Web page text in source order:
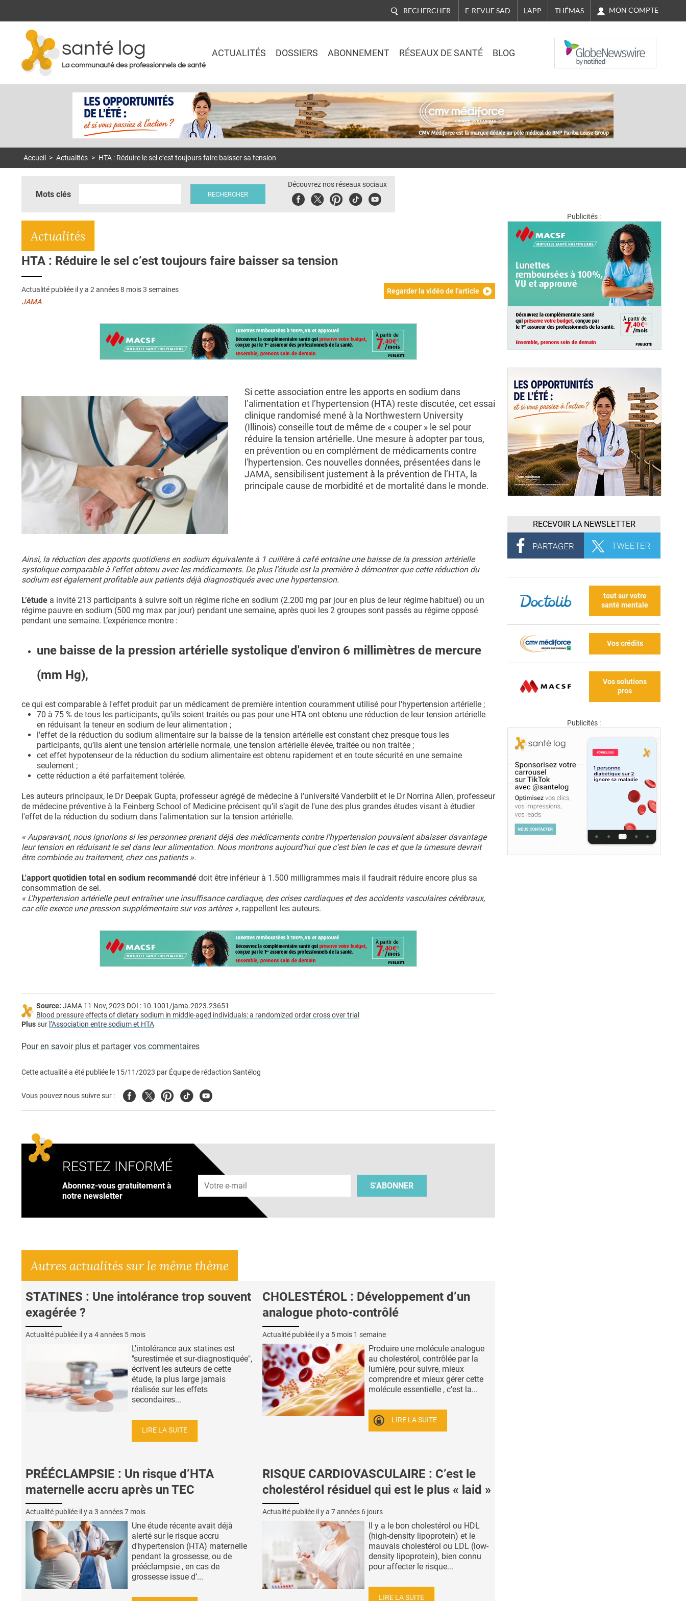
RECHERCHER E-REVUE SAD L'APP THÉMAS MON COMPTE
santé log
La communauté des professionnels de santé
ACTUALITÉS DOSSIERS ABONNEMENT RÉSEAUX DE SANTÉ BLOG
NASDAQ
Accueil > Actualités > HTA : Réduire le sel c’est toujours faire baisser sa tension
Mots clés
Découvrez nos réseaux sociaux
FacebookTwitterPinterest
TiktokYoubute
Actualités
HTA : Réduire le sel c’est toujours faire baisser sa tension
Actualité publiée il y a 2 années 8 mois 3 semaines
JAMA
Regarder la vidéo de l'article
Si cette association entre les apports en sodium dans
l’alimentation et l’hypertension (HTA) reste discutée, cet essai
clinique randomisé mené à la Northwestern University
(Illinois) conseille tout de même de « couper » le sel pour
réduire la tension artérielle. Une mesure à adopter par tous,
en prévention ou en complément de médicaments contre
l'hypertension. Ces nouvelles données, présentées dans le
JAMA, sensibilisent justement à la prévention de l’HTA, la
principale cause de morbidité et de mortalité dans le monde.
Ainsi, la réduction des apports quotidiens en sodium équivalente à 1 cuillère à café entraîne une baisse de la pression artérielle
systolique comparable à l'effet obtenu avec les médicaments. De plus l’étude est la première à démontrer que cette réduction du
sodium est également profitable aux patients déjà diagnostiqués avec une hypertension.
L’étude a invité 213 participants à suivre soit un régime riche en sodium (2.200 mg par jour en plus de leur régime habituel) ou un
régime pauvre en sodium (500 mg max par jour) pendant une semaine, après quoi les 2 groupes sont passés au régime opposé
pendant une semaine. L’expérience montre :
une baisse de la pression artérielle systolique d'environ 6 millimètres de mercure
(mm Hg),
ce qui est comparable à l'effet produit par un médicament de première intention couramment utilisé pour l'hypertension artérielle ;
70 à 75 % de tous les participants, qu’ils soient traités ou pas pour une HTA ont obtenu une réduction de leur tension artérielle
en réduisant la teneur en sodium de leur alimentation ;
l'effet de la réduction du sodium alimentaire sur la baisse de la tension artérielle est constant chez presque tous les
participants, qu’ils aient une tension artérielle normale, une tension artérielle élevée, traitée ou non traitée ;
cet effet hypotenseur de la réduction du sodium alimentaire est obtenu rapidement et en toute sécurité en une semaine
seulement ;
cette réduction a été parfaitement tolérée.
Les auteurs principaux, le Dr Deepak Gupta, professeur agrégé de médecine à l’université Vanderbilt et le Dr Norrina Allen, professeur
de médecine préventive à la Feinberg School of Medicine précisent qu’il s’agit de l'une des plus grandes études visant à étudier
l'effet de la réduction du sodium dans l'alimentation sur la tension artérielle.
« Auparavant, nous ignorions si les personnes prenant déjà des médicaments contre l'hypertension pouvaient abaisser davantage
leur tension en réduisant le sel dans leur alimentation. Nous montrons aujourd’hui que c’est bien le cas et que la ùmesure devrait
être combinée au traitement, chez ces patients ».
L'apport quotidien total en sodium recommandé doit être inférieur à 1.500 milligrammes mais il faudrait réduire encore plus sa
consommation de sel.
« L'hypertension artérielle peut entraîner une insuffisance cardiaque, des crises cardiaques et des accidents vasculaires cérébraux,
car elle exerce une pression supplémentaire sur vos artères », rappellent les auteurs.
Source: JAMA 11 Nov, 2023 DOI : 10.1001/jama.2023.23651
Blood pressure effects of dietary sodium in middle-aged individuals: a randomized order cross over trial
Plussur l’Association entre sodium et HTA
Pour en savoir plus et partager vos commentaires
Cette actualité a été publiée le 15/11/2023 par Équipe de rédaction Santélog
Vous pouvez nous suivre sur : FacebookTwitterPinterest
TiktokYoutube
RESTEZ INFORMÉ
Abonnez-vous gratuitement à
notre newsletter
Adresse e-mail
S'ABONNER
Autres actualités sur le même thème
STATINES : Une intolérance trop souvent
exagérée ?
Actualité publiée il y a 4 années 5 mois
L'intolérance aux statines est
"surestimée et sur-diagnostiquée",
écrivent les auteurs de cette
étude, la plus large jamais
réalisée sur les effets
secondaires...
LIRE LA SUITE
CHOLESTÉROL : Développement d’un
analogue photo-contrôlé
Actualité publiée il y a 5 mois 1 semaine
Produire une molécule analogue
au cholestérol, contrôlée par la
lumière, pour suivre, mieux
comprendre et mieux gérer cette
molécule essentielle , c’est la...
LIRE LA SUITE
PRÉÉCLAMPSIE : Un risque d’HTA
maternelle accru après un TEC
Actualité publiée il y a 3 années 7 mois
Une étude récente avait déjà
alerté sur le risque accru
d'hypertension (HTA) maternelle
pendant la grossesse, ou de
prééclampsie , en cas de
grossesse issue d’...
RISQUE CARDIOVASCULAIRE : C’est le
cholestérol résiduel qui est le plus « laid »
Actualité publiée il y a 7 années 6 jours
Il y a le bon cholestérol ou HDL
(high-density lipoprotein) et le
mauvais cholestérol ou LDL (low-
density lipoprotein), bien connu
pour affecter le risque...
LIRE LA SUITE
Publicités :
RECEVOIR LA NEWSLETTER
tout sur votre
santé mentale
Vos crédits
Vos solutions
pros
Publicités :